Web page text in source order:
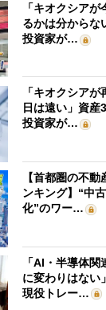
「キオクシア
るかは分からな
投資家が…
「キオクシア
日は遠い」資産
投資家が…
【首都圏の不
ンキング】“中
化”のワー…
「AI・半導体
に変わりはない
現役トレー…